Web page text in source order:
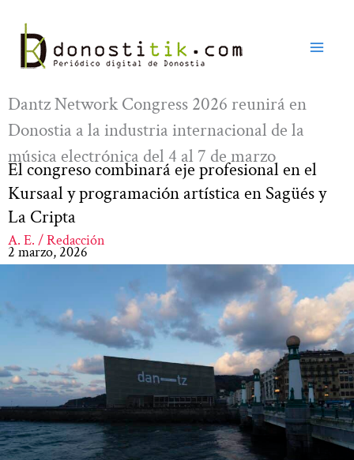
contenido
Dantz Network Congress 2026 reunirá en
Donostia a la industria internacional de la
música electrónica del 4 al 7 de marzo
El congreso combinará eje profesional en el
Kursaal y programación artística en Sagüés y
La Cripta
A. E. / Redacción
2 marzo, 2026